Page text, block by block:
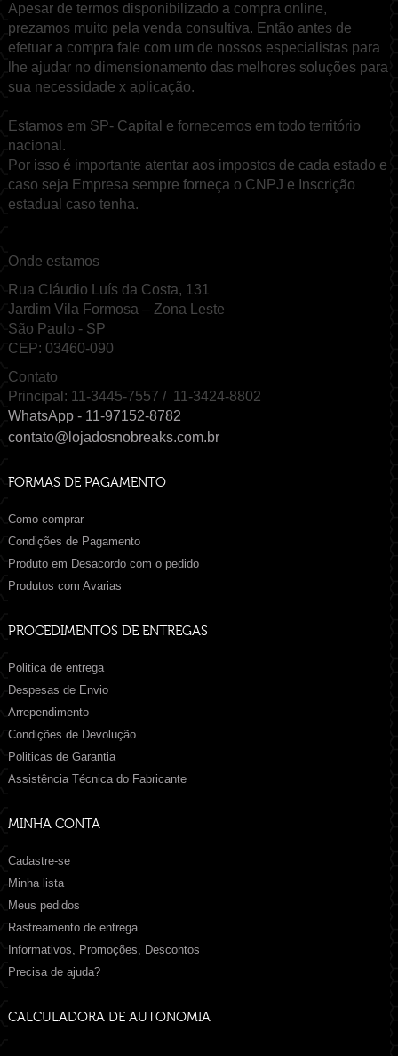
Apesar de termos disponibilizado a compra online,
prezamos muito pela venda consultiva. Então antes de
efetuar a compra fale com um de nossos especialistas para
lhe ajudar no dimensionamento das melhores soluções para
sua necessidade x aplicação.
Estamos em SP- Capital e fornecemos em todo território
nacional.
Por isso é importante atentar aos impostos de cada estado e
caso seja Empresa sempre forneça o CNPJ e Inscrição
estadual caso tenha.
Onde estamos
Rua Cláudio Luís da Costa, 131
Jardim Vila Formosa – Zona Leste
São Paulo - SP
CEP: 03460-090
Contato
Principal: 11-3445-7557 / 11-3424-8802
WhatsApp - 11-97152-8782
contato@lojadosnobreaks.com.br
FORMAS DE PAGAMENTO
Como comprar
Condições de Pagamento
Produto em Desacordo com o pedido
Produtos com Avarias
PROCEDIMENTOS DE ENTREGAS
Politica de entrega
Despesas de Envio
Arrependimento
Condições de Devolução
Politicas de Garantia
Assistência Técnica do Fabricante
MINHA CONTA
Cadastre-se
Minha lista
Meus pedidos
Rastreamento de entrega
Informativos, Promoções, Descontos
Precisa de ajuda?
CALCULADORA DE AUTONOMIA